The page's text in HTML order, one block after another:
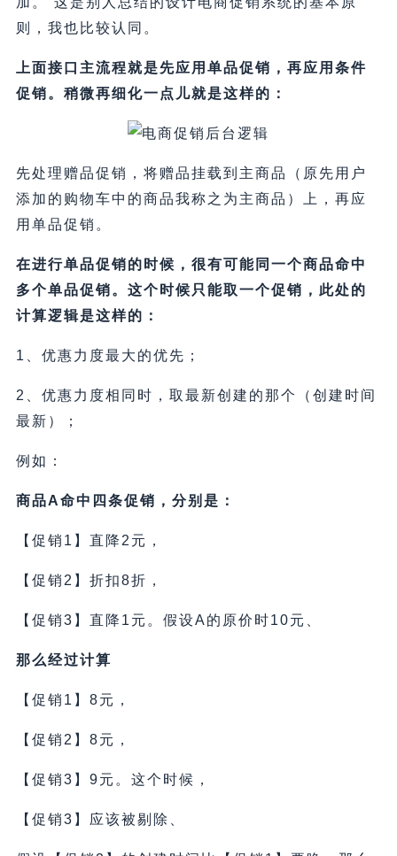
则，我也比较认同。
上面接口主流程就是先应用单品促销，再应用条件
促销。稍微再细化一点儿就是这样的：
先处理赠品促销，将赠品挂载到主商品（原先用户
添加的购物车中的商品我称之为主商品）上，再应
用单品促销。
在进行单品促销的时候，很有可能同一个商品命中
多个单品促销。这个时候只能取一个促销，此处的
计算逻辑是这样的：
1、优惠力度最大的优先；
2、优惠力度相同时，取最新创建的那个（创建时间
最新）；
例如：
商品A命中四条促销，分别是：
【促销1】直降2元，
【促销2】折扣8折，
【促销3】直降1元。假设A的原价时10元、
那么经过计算
【促销1】8元，
【促销2】8元，
【促销3】9元。这个时候，
【促销3】应该被剔除、